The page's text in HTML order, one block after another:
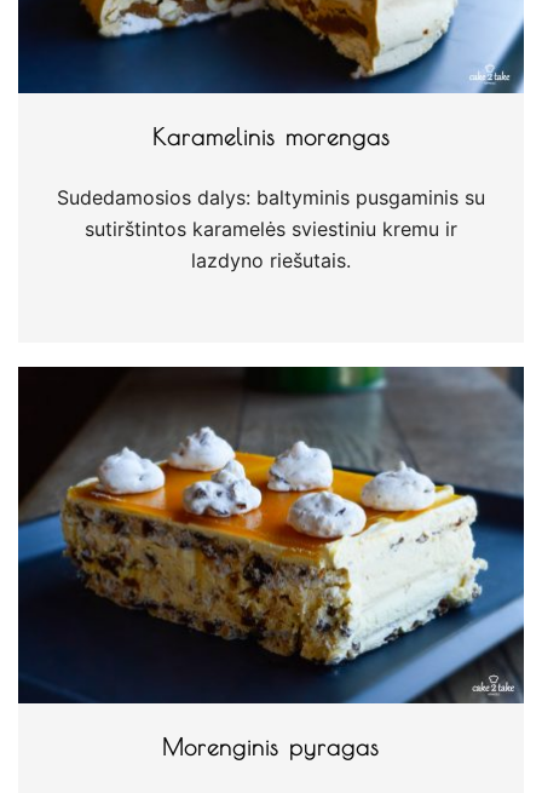
Karamelinis morengas
Sudedamosios dalys: baltyminis pusgaminis su
sutirštintos karamelės sviestiniu kremu ir
lazdyno riešutais.
Morenginis pyragas